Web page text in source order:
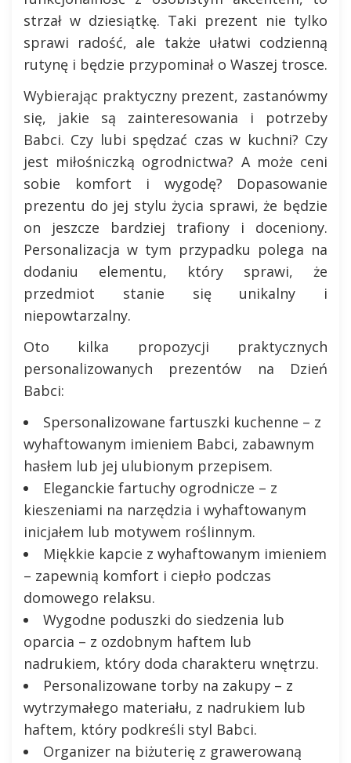
strzał w dziesiątkę. Taki prezent nie tylko
sprawi radość, ale także ułatwi codzienną
rutynę i będzie przypominał o Waszej trosce.
Wybierając praktyczny prezent, zastanówmy
się, jakie są zainteresowania i potrzeby
Babci. Czy lubi spędzać czas w kuchni? Czy
jest miłośniczką ogrodnictwa? A może ceni
sobie komfort i wygodę? Dopasowanie
prezentu do jej stylu życia sprawi, że będzie
on jeszcze bardziej trafiony i doceniony.
Personalizacja w tym przypadku polega na
dodaniu elementu, który sprawi, że
przedmiot stanie się unikalny i
niepowtarzalny.
Oto kilka propozycji praktycznych
personalizowanych prezentów na Dzień
Babci:
Spersonalizowane fartuszki kuchenne – z
wyhaftowanym imieniem Babci, zabawnym
hasłem lub jej ulubionym przepisem.
Eleganckie fartuchy ogrodnicze – z
kieszeniami na narzędzia i wyhaftowanym
inicjałem lub motywem roślinnym.
Miękkie kapcie z wyhaftowanym imieniem
– zapewnią komfort i ciepło podczas
domowego relaksu.
Wygodne poduszki do siedzenia lub
oparcia – z ozdobnym haftem lub
nadrukiem, który doda charakteru wnętrzu.
Personalizowane torby na zakupy – z
wytrzymałego materiału, z nadrukiem lub
haftem, który podkreśli styl Babci.
Organizer na biżuterię z grawerowaną